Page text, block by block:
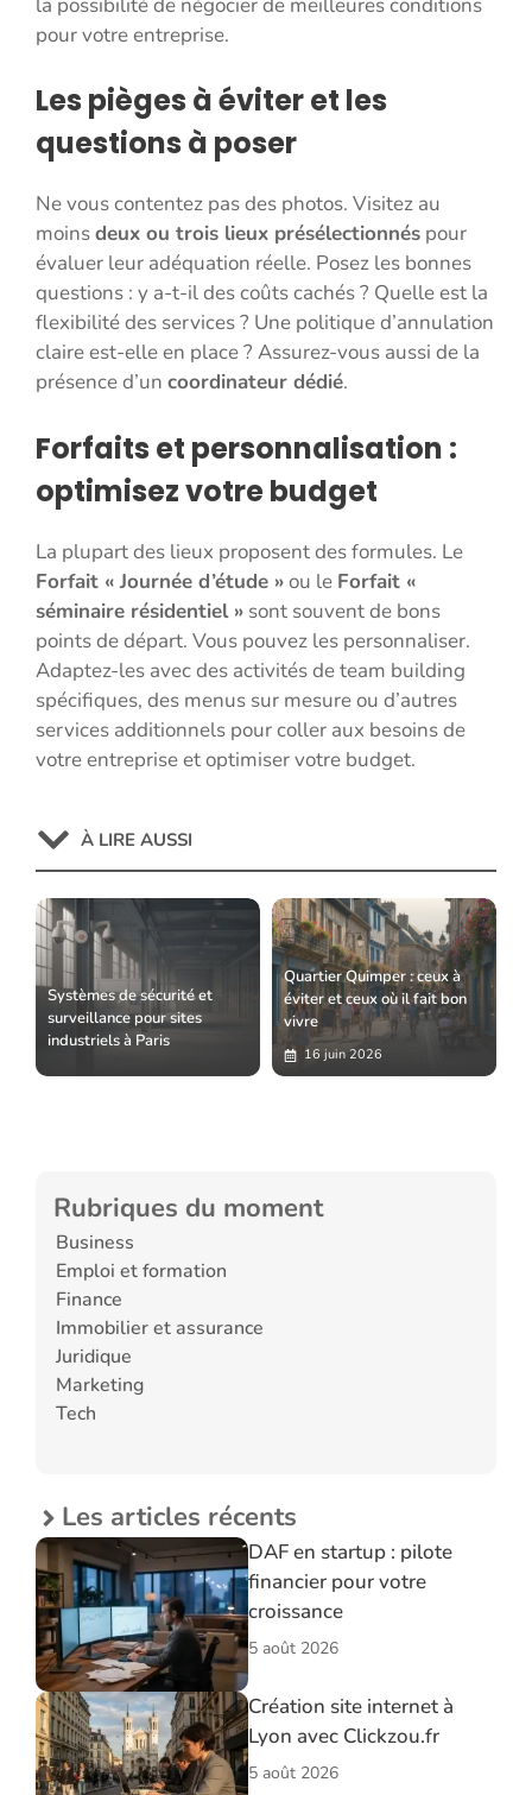
pour votre entreprise.
Les pièges à éviter et les
questions à poser
Ne vous contentez pas des photos. Visitez au
moinsdeux ou trois lieux présélectionnés pour
évaluer leur adéquation réelle. Posez les bonnes
questions : y a-t-il des coûts cachés ? Quelle est la
flexibilité des services ? Une politique d’annulation
claire est-elle en place ? Assurez-vous aussi de la
présence d’un coordinateur dédié.
Forfaits et personnalisation :
optimisez votre budget
La plupart des lieux proposent des formules. Le
Forfait « Journée d’étude »ou le Forfait «
séminaire résidentiel » sont souvent de bons
points de départ. Vous pouvez les personnaliser.
Adaptez-les avec des activités de team building
spécifiques, des menus sur mesure ou d’autres
services additionnels pour coller aux besoins de
votre entreprise et optimiser votre budget.
À LIRE AUSSI
Systèmes de sécurité et
surveillance pour sites
industriels à Paris
Quartier Quimper : ceux à
éviter et ceux où il fait bon
vivre
16 juin 2026
Rubriques du moment
Business
Emploi et formation
Finance
Immobilier et assurance
Juridique
Marketing
Tech
Les articles récents
DAF en startup : pilote
financier pour votre
croissance
5 août 2026
Création site internet à
Lyon avec Clickzou.fr
5 août 2026